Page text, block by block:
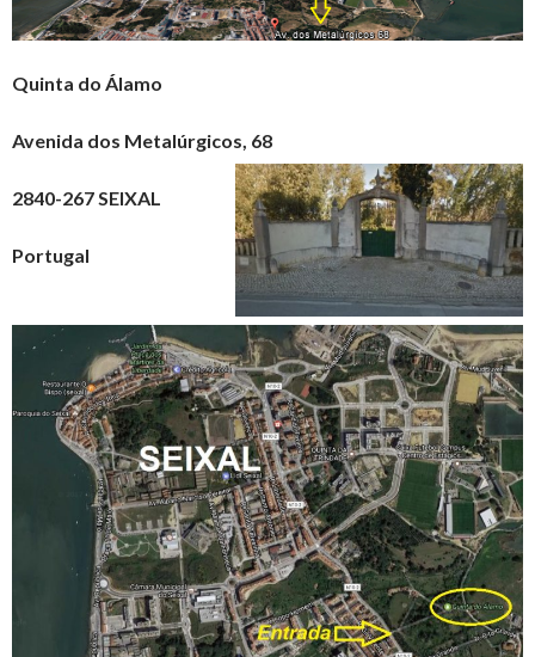
Quinta do Álamo
Avenida dos Metalúrgicos, 68
2840-267 SEIXAL
Portugal